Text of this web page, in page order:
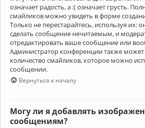
означает радость, а :( означает грусть.
смайликов можно увидеть в форме
Только не перестарайтесь, используя их:
сделать сообщение нечитаемым, и
отредактировать ваше сообщение или
Администратор конференции также
количество смайликов, которое можно
сообщении.
Вернуться к началу
Могу ли я добавлять
сообщениям?